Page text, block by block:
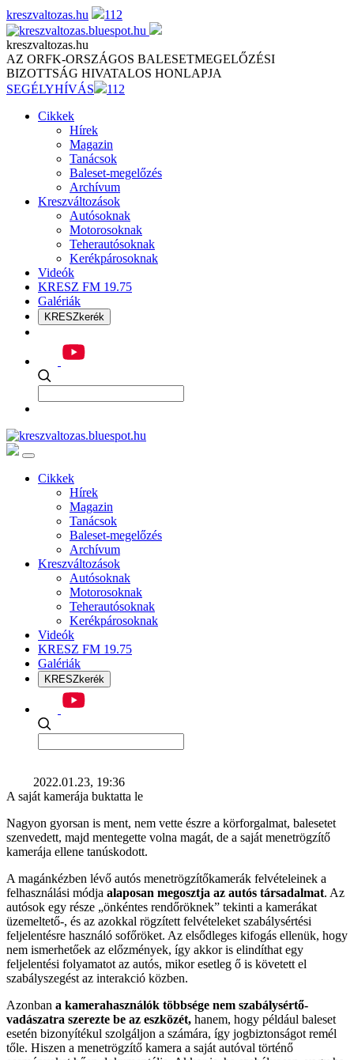
Skip
to
content
kreszvaltozas.hu 112
kreszvaltozas.hu
AZ ORFK-ORSZÁGOS BALESETMEGELŐZÉSI
BIZOTTSÁG HIVATALOS HONLAPJA
SEGÉLYHÍVÁS
112
Cikkek
Hírek
Magazin
Tanácsok
Baleset-megelőzés
Archívum
Kreszváltozások
Autósoknak
Motorosoknak
Teherautósoknak
Kerékpárosoknak
Videók
KRESZ FM 19.75
Galériák
KRESZkerék
Cikkek
Hírek
Magazin
Tanácsok
Baleset-megelőzés
Archívum
Kreszváltozások
Autósoknak
Motorosoknak
Teherautósoknak
Kerékpárosoknak
Videók
KRESZ FM 19.75
Galériák
KRESZkerék
2022.01.23, 19:36
A saját kamerája buktatta le
Nagyon gyorsan is ment, nem vette észre a körforgalmat, balesetet
szenvedett, majd mentegette volna magát, de a saját menetrögzítő
kamerája ellene tanúskodott.
A magánkézben lévő autós menetrögzítőkamerák felvételeinek a
felhasználási módja alaposan megosztja az autós társadalmat. Az
autósok egy része „önkéntes rendőröknek” tekinti a kamerákat
üzemeltető-, és az azokkal rögzített felvételeket szabálysértési
feljelentésre használó sofőröket. Az elsődleges kifogás ellenük, hogy
nem ismerhetőek az előzmények, így akkor is elindíthat egy
feljelentési folyamatot az autós, mikor esetleg ő is követett el
szabályszegést az interakció közben.
Azonban a kamerahasználók többsége nem szabálysértő-
vadászatra szerezte be az eszközét, hanem, hogy például baleset
esetén bizonyítékul szolgáljon a számára, így jogbiztonságot remél
tőle. Hiszen a menetrögzítő kamera a saját autóval történő